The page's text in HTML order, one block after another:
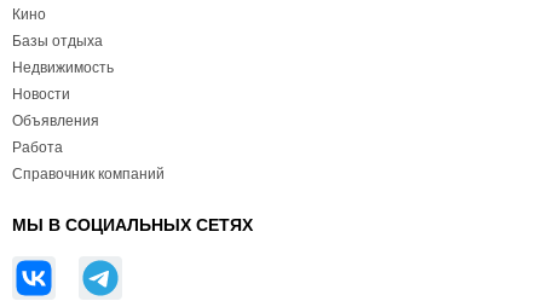
Кино
Базы отдыха
Недвижимость
Новости
Объявления
Работа
Справочник компаний
МЫ В СОЦИАЛЬНЫХ СЕТЯХ